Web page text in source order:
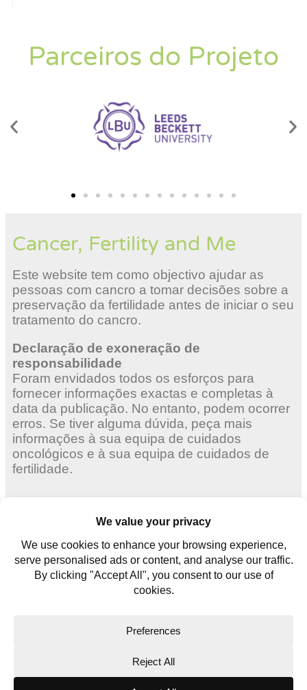
Parceiros do Projeto
Cancer, Fertility and Me
Este website tem como objectivo ajudar as
pessoas com cancro a tomar decisões sobre a
preservação da fertilidade antes de iniciar o seu
tratamento do cancro.
Declaração de exoneração de
responsabilidade
Foram envidados todos os esforços para
fornecer informações exactas e completas à
data da publicação. No entanto, podem ocorrer
erros. Se tiver alguma dúvida, peça mais
informações à sua equipa de cuidados
oncológicos e à sua equipa de cuidados de
fertilidade.
Homens jovens
Contate-nos
Copyright © 2026. All rights reserved.